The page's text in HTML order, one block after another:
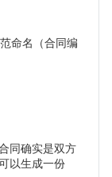
范命名（合同编
同确实是双方
以生成一份